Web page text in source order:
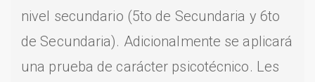
nivel secundario (5to de Secundaria y 6to
de Secundaria). Adicionalmente se aplicará
una prueba de carácter psicotécnico. Les